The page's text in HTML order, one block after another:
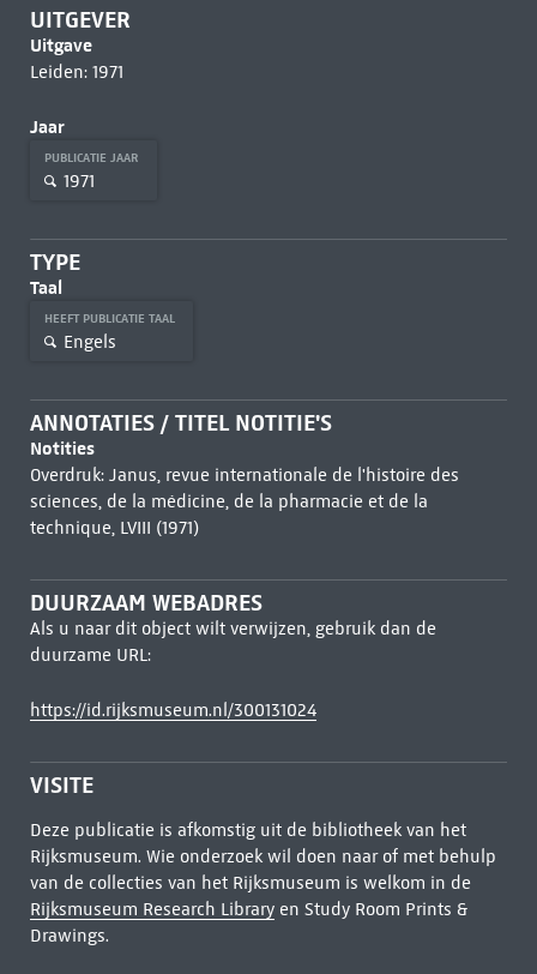
UITGEVER
Uitgave
Leiden: 1971
Jaar
PUBLICATIE JAAR
1971
TYPE
Taal
HEEFT PUBLICATIE TAAL
Engels
ANNOTATIES / TITEL NOTITIE'S
Notities
Overdruk: Janus, revue internationale de l'histoire des
sciences, de la médicine, de la pharmacie et de la
technique, LVIII (1971)
DUURZAAM WEBADRES
Als u naar dit object wilt verwijzen, gebruik dan de
duurzame URL:
https://id.rijksmuseum.nl/300131024
VISITE
Deze publicatie is afkomstig uit de bibliotheek van het
Rijksmuseum. Wie onderzoek wil doen naar of met behulp
van de collecties van het Rijksmuseum is welkom in de
Rijksmuseum Research Libraryen Study Room Prints &
Drawings.